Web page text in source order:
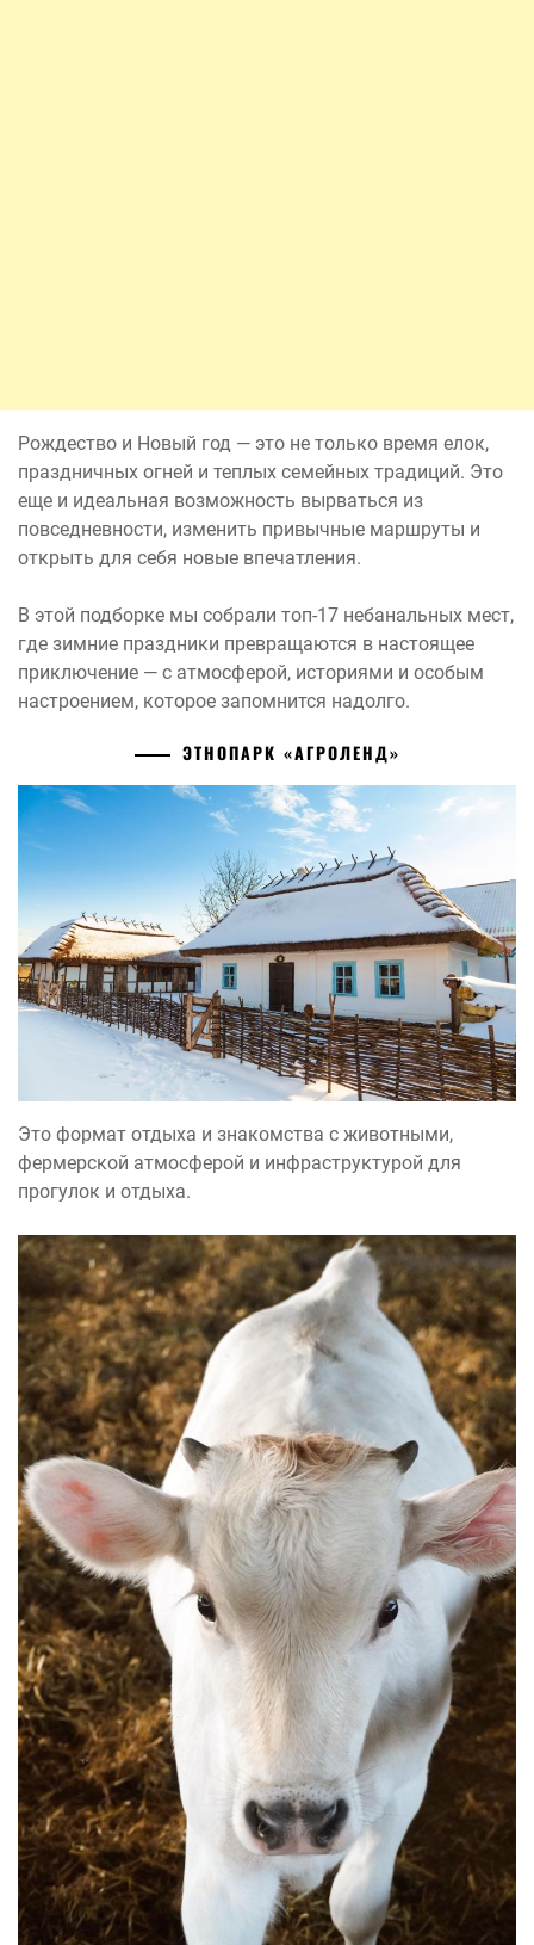
Рождество и Новый год — это не только время елок,
праздничных огней и теплых семейных традиций. Это
еще и идеальная возможность вырваться из
повседневности, изменить привычные маршруты и
открыть для себя новые впечатления.
В этой подборке мы собрали топ-17 небанальных мест,
где зимние праздники превращаются в настоящее
приключение — с атмосферой, историями и особым
настроением, которое запомнится надолго.
ЭТНОПАРК «АГРОЛЕНД»
Это формат отдыха и знакомства с животными,
фермерской атмосферой и инфраструктурой для
прогулок и отдыха.